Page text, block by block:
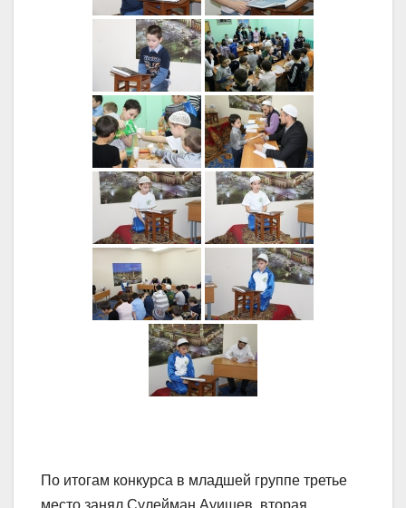
По итогам конкурса в младшей группе третье